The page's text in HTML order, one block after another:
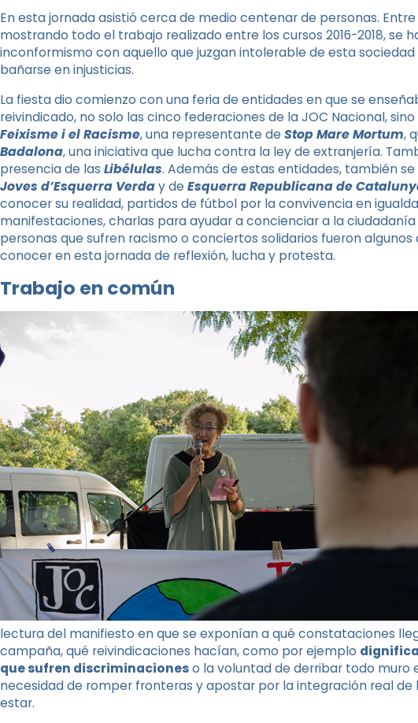
En esta jornada asistió cerca de medio centenar de personas.
mostrando todo el trabajo realizado entre los cursos 2016-2018, se
inconformismo con aquello que juzgan intolerable de esta
bañarse en injusticias.
La fiesta dio comienzo con una feria de entidades en que se
reivindicado, no solo las cinco federaciones de la JOC Nacional,
Feixisme i el Racisme, una representante de Stop Mare Mortum,
Badalona, una iniciativa que lucha contra la ley de extranjería.
presencia de las Libélulas. Además de estas entidades, también
Joves d’Esquerra Verday de Esquerra Republicana de
conocer su realidad, partidos de fútbol por la convivencia en
manifestaciones, charlas para ayudar a concienciar a la
personas que sufren racismo o conciertos solidarios fueron
conocer en esta jornada de reflexión, lucha y protesta.
Trabajo en común
lectura del manifiesto en que se exponían a qué constataciones
campaña, qué reivindicaciones hacían, como por ejemplo
que sufren discriminacioneso la voluntad de derribar todo
necesidad de romper fronteras y apostar por la integración real de
estar.